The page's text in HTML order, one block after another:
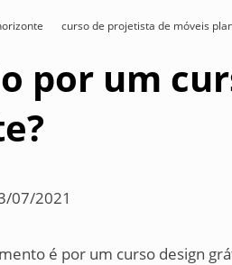
curso de projetista de móveis
por um
07/2021
é por um curso design